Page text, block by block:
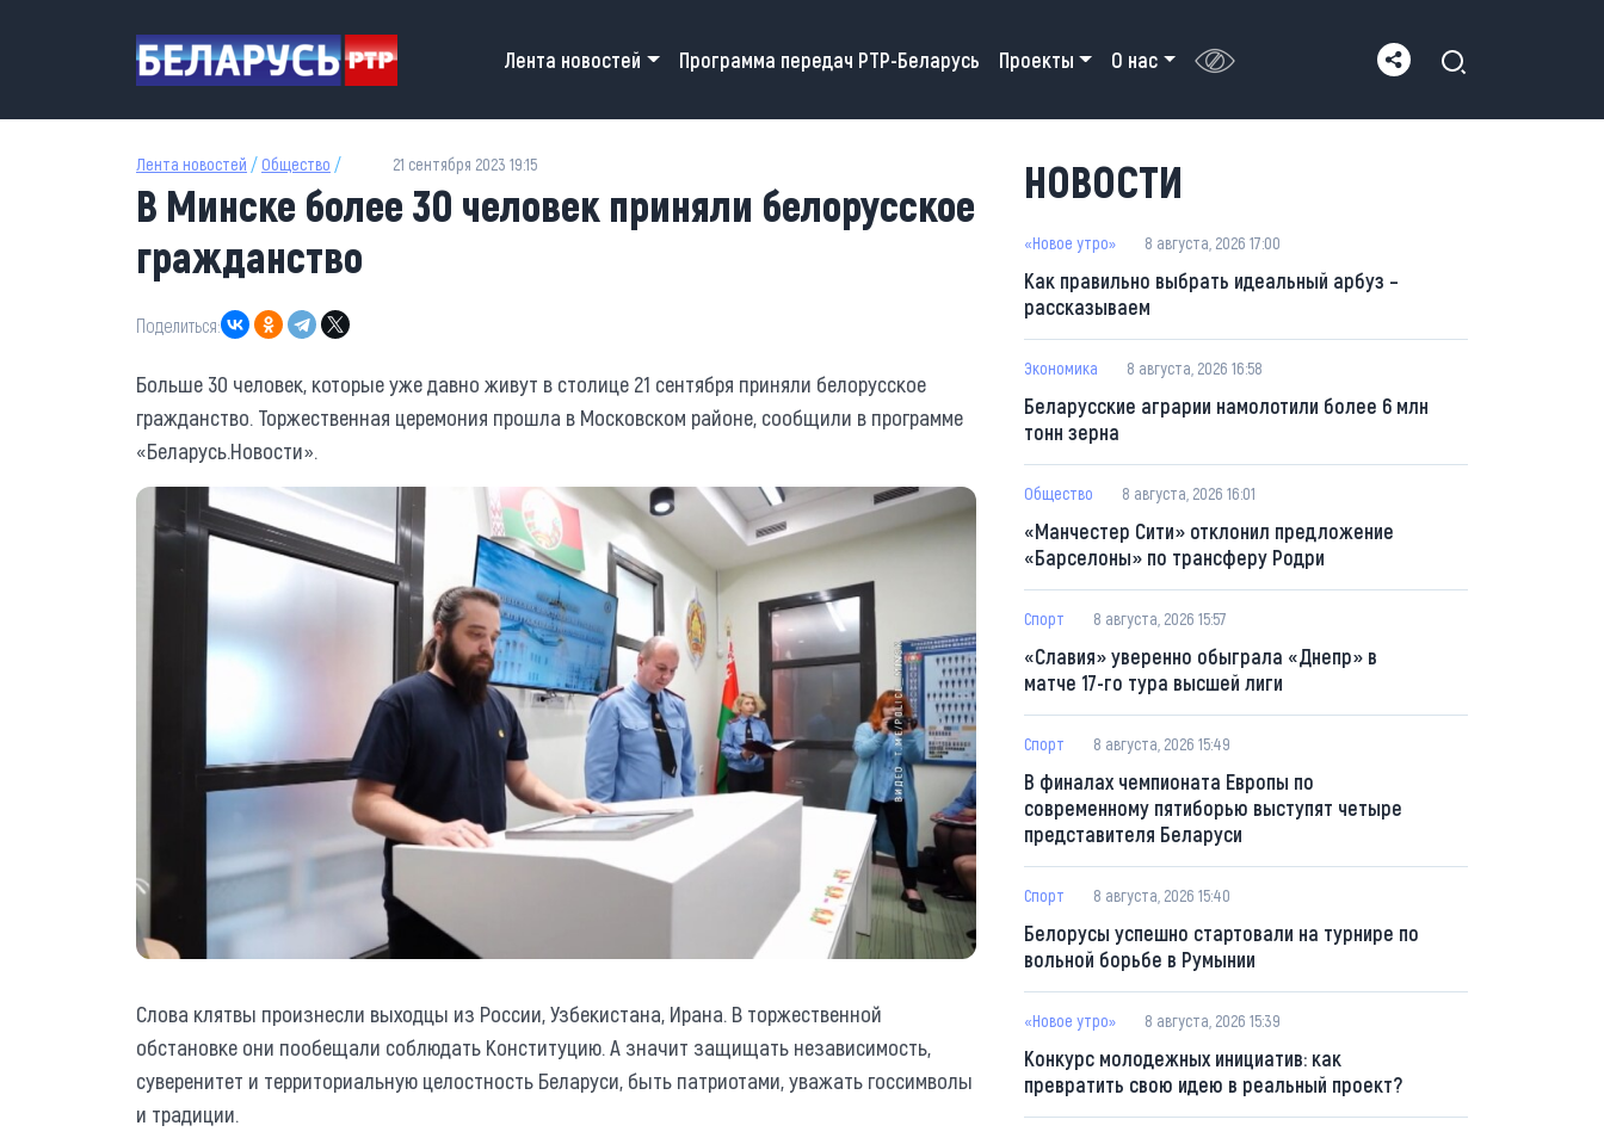
Main navigation
Лента новостей Программа передач РТР-Беларусь Проекты О нас
Лента новостей / Общество / 21 сентября 2023 19:15
В Минске более 30 человек приняли белорусское
гражданство
Поделиться:
Больше 30 человек, которые уже давно живут в столице 21 сентября приняли белорусское
гражданство. Торжественная церемония прошла в Московском районе, сообщили в программе
«Беларусь.Новости».
Слова клятвы произнесли выходцы из России, Узбекистана, Ирана. В торжественной
обстановке они пообещали соблюдать Конституцию. А значит защищать независимость,
суверенитет и территориальную целостность Беларуси, быть патриотами, уважать госсимволы
и традиции.
НОВОСТИ
«Новое утро» 8 августа, 2026 17:00
Как правильно выбрать идеальный арбуз –
рассказываем
Экономика 8 августа, 2026 16:58
Беларусские аграрии намолотили более 6 млн
тонн зерна
Общество 8 августа, 2026 16:01
«Манчестер Сити» отклонил предложение
«Барселоны» по трансферу Родри
Спорт 8 августа, 2026 15:57
«Славия» уверенно обыграла «Днепр» в
матче 17-го тура высшей лиги
Спорт 8 августа, 2026 15:49
В финалах чемпионата Европы по
современному пятиборью выступят четыре
представителя Беларуси
Спорт 8 августа, 2026 15:40
Белорусы успешно стартовали на турнире по
вольной борьбе в Румынии
«Новое утро» 8 августа, 2026 15:39
Конкурс молодежных инициатив: как
превратить свою идею в реальный проект?